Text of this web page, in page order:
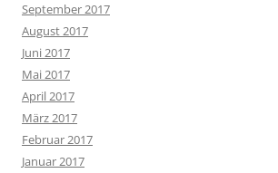
September 2017
August 2017
Juni 2017
Mai 2017
April 2017
März 2017
Februar 2017
Januar 2017